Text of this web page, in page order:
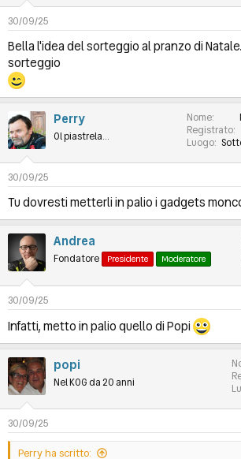
30/09/25
Bella l'idea del sorteggio al pranzo di
sorteggio
Perry
Ol piastrela...
Nome
Registrato
Luogo
30/09/25
Tu dovresti metterli in palio i gadgets
Andrea
Fondatore Presidente Moderatore
30/09/25
Infatti, metto in palio quello di Popi
popi
Nel KOG da 20 anni
30/09/25
Perry ha scritto: